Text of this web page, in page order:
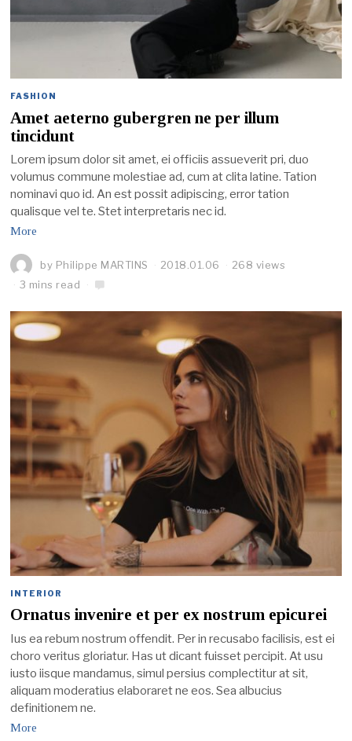
FASHION
Amet aeterno gubergren ne per illum
tincidunt
Lorem ipsum dolor sit amet, ei officiis assueverit pri, duo
volumus commune molestiae ad, cum at clita latine. Tation
nominavi quo id. An est possit adipiscing, error tation
qualisque vel te. Stet interpretaris nec id.
More
by Philippe MARTINS 2018.01.06
268 views
3 mins read
INTERIOR
Ornatus invenire et per ex nostrum epicurei
Ius ea rebum nostrum offendit. Per in recusabo facilisis, est ei
choro veritus gloriatur. Has ut dicant fuisset percipit. At usu
iusto iisque mandamus, simul persius complectitur at sit,
aliquam moderatius elaboraret ne eos. Sea albucius
definitionem ne.
More